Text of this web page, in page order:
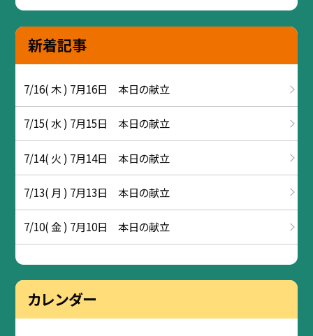
新着記事
7/16( 木 ) 7月16日 本日の献立
7/15( 水 ) 7月15日 本日の献立
7/14( 火 ) 7月14日 本日の献立
7/13( 月 ) 7月13日 本日の献立
7/10( 金 ) 7月10日 本日の献立
カレンダー